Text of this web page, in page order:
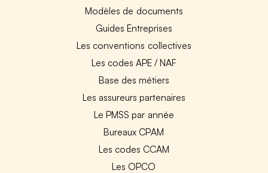
Modèles de documents
Guides Entreprises
Les conventions collectives
Les codes APE / NAF
Base des métiers
Les assureurs partenaires
Le PMSS par année
Bureaux CPAM
Les codes CCAM
Les OPCO